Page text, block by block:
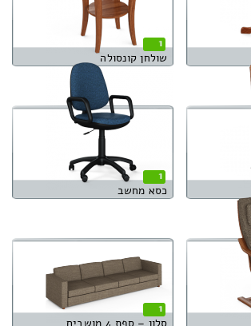
1
שולחן קונסולה
1
כסא מחשב
1